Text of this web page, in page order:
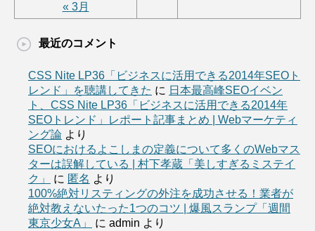
« 3月
最近のコメント
CSS Nite LP36「ビジネスに活用できる2014年SEOト
レンド」を聴講してきた に 日本最高峰SEOイベン
ト、CSS Nite LP36「ビジネスに活用できる2014年
SEOトレンド」レポート記事まとめ | Webマーケティ
ング論 より
SEOにおけるよこしまの定義について多くのWebマス
ターは誤解している | 村下孝蔵「美しすぎるミステイ
ク」
に 匿名 より
100%絶対リスティングの外注を成功させる！業者が
絶対教えないたった1つのコツ | 爆風スランプ「週間
東京少女A」
に admin より